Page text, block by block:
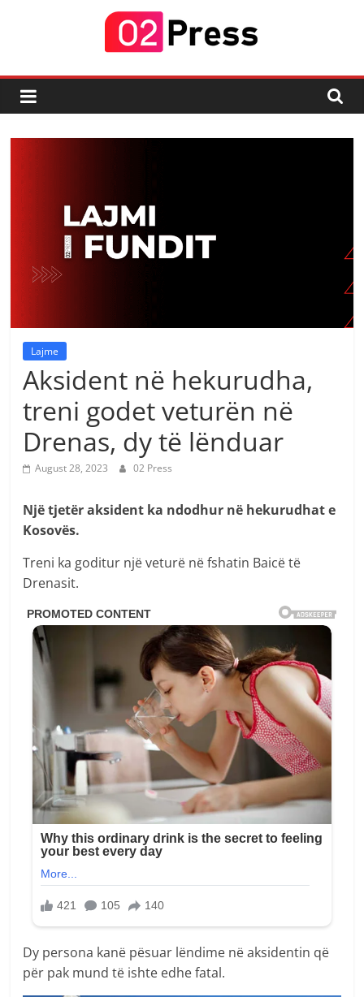
02
Press
Lajme
Aksident në hekurudha,
treni godet veturën në
Drenas, dy të lënduar
August 28, 2023 02 Press
Një tjetër aksident ka ndodhur në hekurudhat e
Kosovës.
Treni ka goditur një veturë në fshatin Baicë të
Drenasit.
Dy persona kanë pësuar lëndime në aksidentin që
për pak mund të ishte edhe fatal.